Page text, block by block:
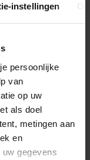
instellingen
persoonlijke
van
op uw
als doel
metingen aan
en
gegevens